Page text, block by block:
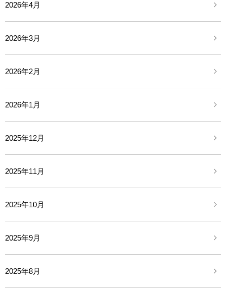
2026年4月
2026年3月
2026年2月
2026年1月
2025年12月
2025年11月
2025年10月
2025年9月
2025年8月